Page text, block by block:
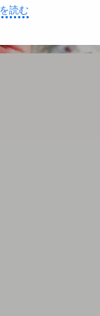
読む